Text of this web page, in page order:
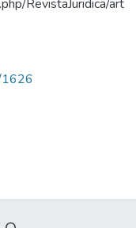
RevistaJuridica/art